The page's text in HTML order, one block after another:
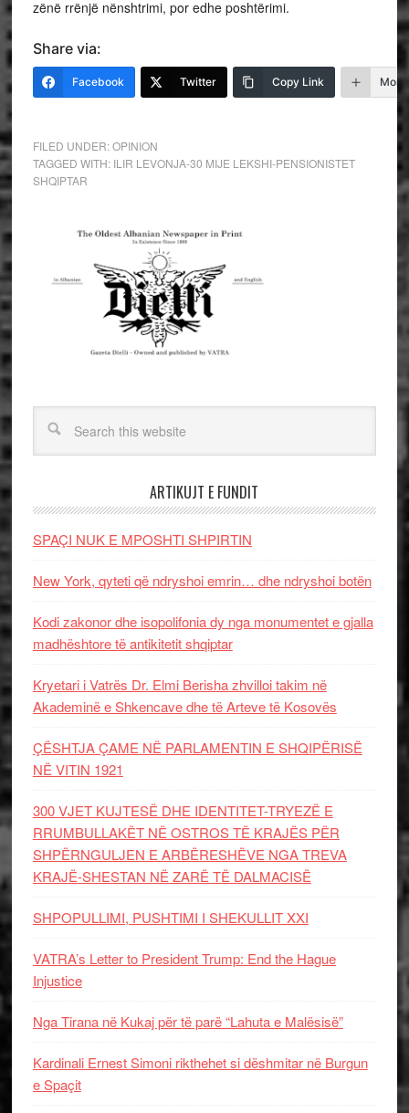
zënë rrënjë nënshtrimi, por edhe poshtërimi.
Share via:
Facebook Twitter Copy Link More
FILED UNDER:OPINION
TAGGED WITH: ILIR LEVONJA-30 MIJE LEKSHI-PENSIONISTET
SHQIPTAR
ARTIKUJT E FUNDIT
SPAÇI NUK E MPOSHTI SHPIRTIN
New York, qyteti që ndryshoi emrin… dhe ndryshoi botën
Kodi zakonor dhe isopolifonia dy nga monumentet e gjalla
madhështore të antikitetit shqiptar
Kryetari i Vatrës Dr. Elmi Berisha zhvilloi takim në
Akademinë e Shkencave dhe të Arteve të Kosovës
ÇËSHTJA ÇAME NË PARLAMENTIN E SHQIPËRISË
NË VITIN 1921
300 VJET KUJTESË DHE IDENTITET-TRYEZË E
RRUMBULLAKËT NË OSTROS TË KRAJËS PËR
SHPËRNGULJEN E ARBËRESHËVE NGA TREVA
KRAJË-SHESTAN NË ZARË TË DALMACISË
SHPOPULLIMI, PUSHTIMI I SHEKULLIT XXI
VATRA’s Letter to President Trump: End the Hague
Injustice
Nga Tirana në Kukaj për të parë “Lahuta e Malësisë”
Kardinali Ernest Simoni rikthehet si dëshmitar në Burgun
e Spaçit